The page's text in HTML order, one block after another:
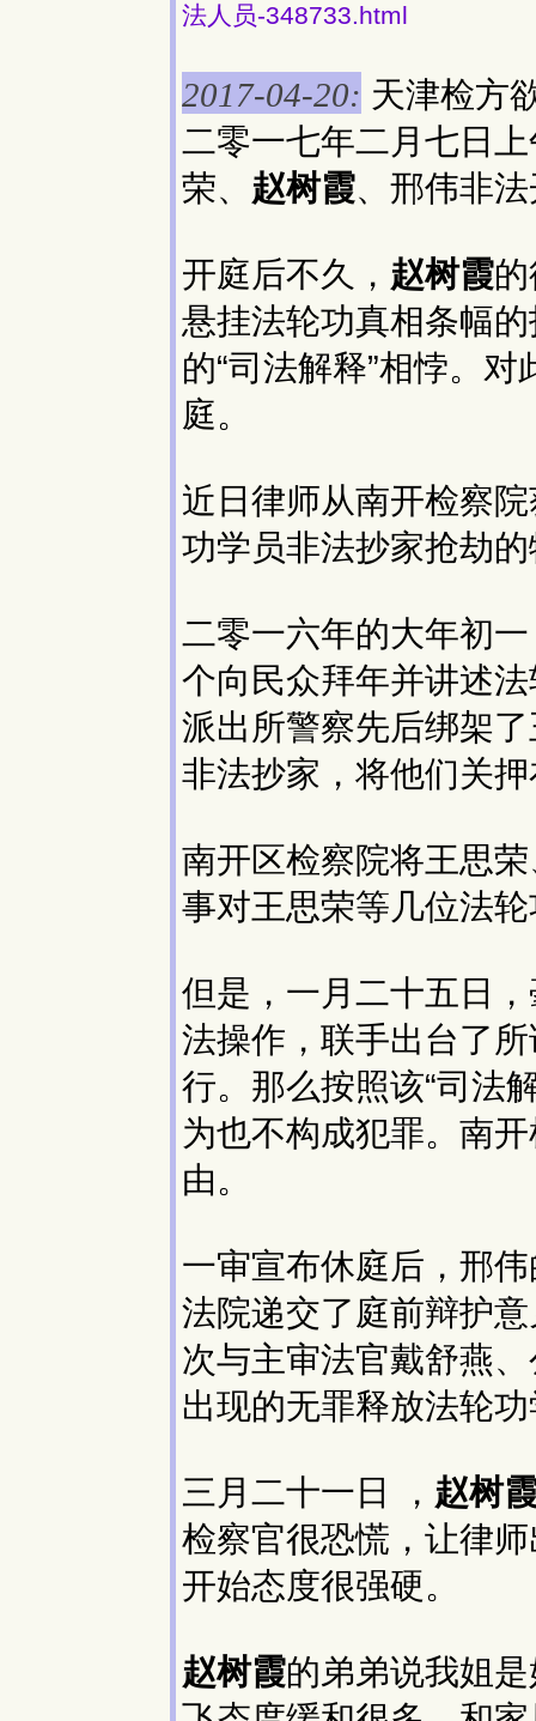
法人员-348733.html
2017-04-20: 天津检方
二零一七年二月七日
荣、 赵树霞、邢伟非
开庭后不久， 赵树霞
悬挂法轮功真相条幅
的“司法解释”相悖。
庭。
近日律师从南开检察
功学员非法抄家抢劫
二零一六年的大年初
个向民众拜年并讲述
派出所警察先后绑架
非法抄家，将他们关
南开区检察院将王思
事对王思荣等几位法
但是，一月二十五日
法操作，联手出台了
行。那么按照该“司法
为也不构成犯罪。南
由。
一审宣布休庭后，邢
法院递交了庭前辩护
次与主审法官戴舒燕
出现的无罪释放法轮
三月二十一日 ， 赵树
检察官很恐慌，让律
开始态度很强硬。
赵树霞的弟弟说我姐